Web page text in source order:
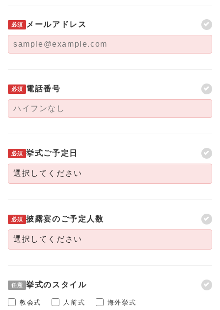
必須 メールアドレス
必須 電話番号
必須 挙式ご予定日
必須 披露宴のご予定人数
任意 挙式のスタイル
教会式 人前式
海外挙式